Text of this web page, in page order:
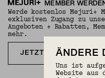
MEMBER
Werde kostenlos Mejuri+
exklusiven Zugang zu
Angeboten + Rabatten,
mehr.
JETZT KOSTENLOS
ÄNDERE
Uns ist
Website aus